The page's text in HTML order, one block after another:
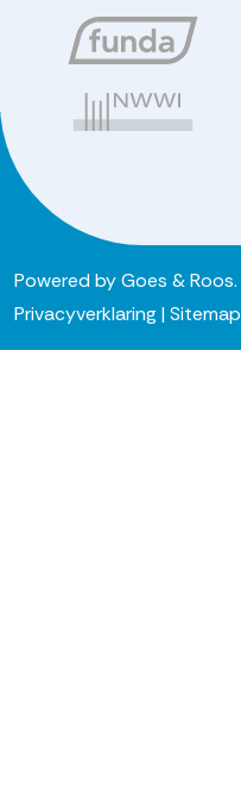
Powered byGoes & Roos.
Privacyverklaring |Sitemap